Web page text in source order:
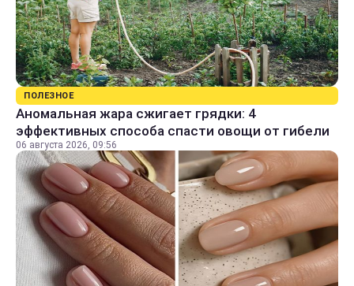
ПОЛЕЗНОЕ
Аномальная жара сжигает грядки: 4
эффективных способа спасти овощи от гибели
06 августа 2026, 09:56